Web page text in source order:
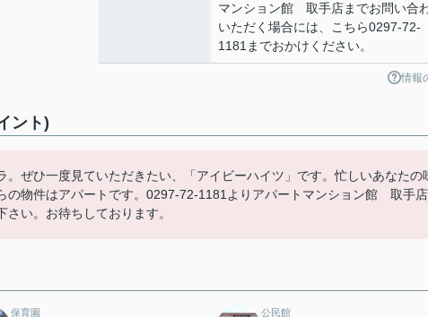
マンション館 取手店までお問い合
いただく場合には、こちら0297-72-
1181までおかけください。
情報
ント)
ぜひ一度見ていただきたい、「アイビーハイツ」です。忙しいあなたの
の物件はアパートです。0297-72-1181よりアパートマンション館 取手店
い。お待ちしております。
保育園 公民館